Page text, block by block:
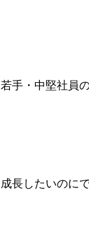
若手・中堅社員
成長したいのに